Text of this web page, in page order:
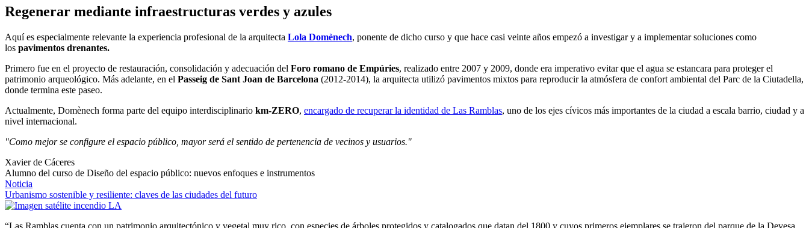
Regenerar mediante infraestructuras verdes y azules
Aquí es especialmente relevante la experiencia profesional de la arquitecta Lola Domènech, ponente de dicho curso y que hace casi veinte años empezó a investigar y a implementar soluciones como
los pavimentos drenantes.
Primero fue en el proyecto de restauración, consolidación y adecuación del Foro romano de Empúries, realizado entre 2007 y 2009, donde era imperativo evitar que el agua se estancara para proteger el
patrimonio arqueológico. Más adelante, en el Passeig de Sant Joan de Barcelona (2012-2014), la arquitecta utilizó pavimentos mixtos para reproducir la atmósfera de confort ambiental del Parc de la Ciutadella,
donde termina este paseo.
Actualmente, Domènech forma parte del equipo interdisciplinario km-ZERO, encargado de recuperar la identidad de Las Ramblas, uno de los ejes cívicos más importantes de la ciudad a escala barrio, ciudad y a
nivel internacional.
"Como mejor se configure el espacio público, mayor será el sentido de pertenencia de vecinos y usuarios."
Xavier de Cáceres
Alumno del curso de Diseño del espacio público: nuevos enfoques e instrumentos
Noticia
Urbanismo sostenible y resiliente: claves de las ciudades del futuro
“Las Ramblas cuenta con un patrimonio arquitectónico y vegetal muy rico, con especies de árboles protegidos y catalogados que datan del 1800 y cuyos primeros ejemplares se trajeron del parque de la Devesa